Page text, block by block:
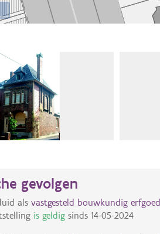
gevolgen
als vastgesteld bouwkundig erfgoed
is geldigsinds 14-05-2024